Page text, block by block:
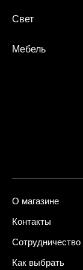
Свет
Мебель
О магазине
Контакты
Сотрудничество
Как выбрать